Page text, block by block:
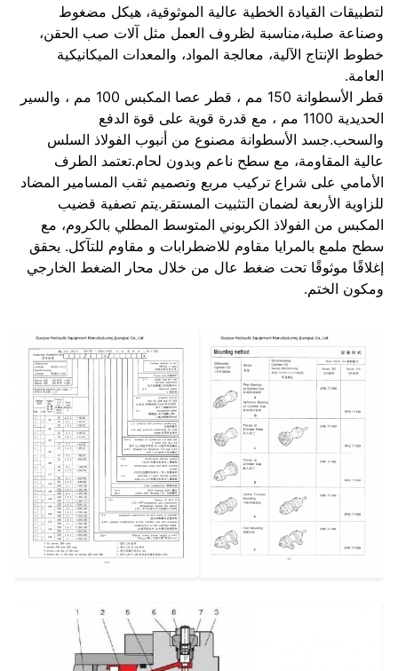
القيادة الخطية عالية الموثوقية، هيكل مضغوط
صلبة،مناسبة لظروف العمل مثل آلات صب الحقن،
الإنتاج الآلية، معالجة المواد، والمعدات الميكانيكية
قطر الأسطوانة 150 مم ، قطر عصا المكبس 100 مم ، والسير
الحديدية 1100 مم ، مع قدرة قوية على قوة الدفع
الأسطوانة مصنوع من أنبوب الفولاذ السلس
المقاومة، مع سطح ناعم وبدون لحام.تعتمد الطرف
على شراع تركيب مربع وتصميم ثقب المسامير المضاد
الأربعة لضمان التثبيت المستقر.يتم تصفية قضيب
من الفولاذ الكربوني المتوسط المطلي بالكروم، مع
ملمع بالمرايا مقاوم للاضطرابات و مقاوم للتآكل. يحقق
موثوقًا تحت ضغط عال من خلال محار الضغط الخارجي
الختم.